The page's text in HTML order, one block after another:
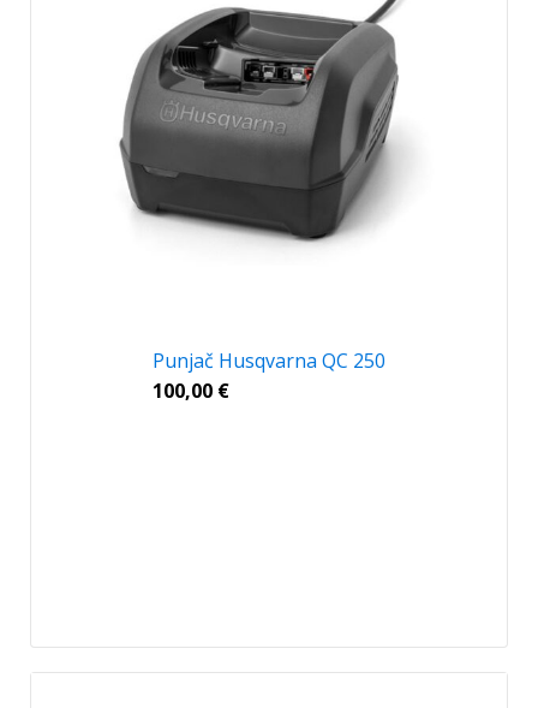
Punjač Husqvarna QC 250
100,00 €